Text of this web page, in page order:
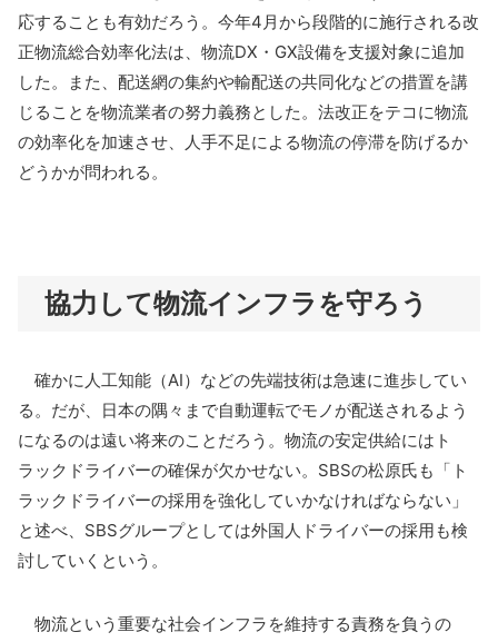
応することも有効だろう。今年4月から段階的に施行される改
正物流総合効率化法は、物流DX・GX設備を支援対象に追加
した。また、配送網の集約や輸配送の共同化などの措置を講
じることを物流業者の努力義務とした。法改正をテコに物流
の効率化を加速させ、人手不足による物流の停滞を防げるか
どうかが問われる。
協力して物流インフラを守ろう
確かに人工知能（AI）などの先端技術は急速に進歩してい
る。だが、日本の隅々まで自動運転でモノが配送されるよう
になるのは遠い将来のことだろう。物流の安定供給にはト
ラックドライバーの確保が欠かせない。SBSの松原氏も「ト
ラックドライバーの採用を強化していかなければならない」
と述べ、SBSグループとしては外国人ドライバーの採用も検
討していくという。
物流という重要な社会インフラを維持する責務を負うの